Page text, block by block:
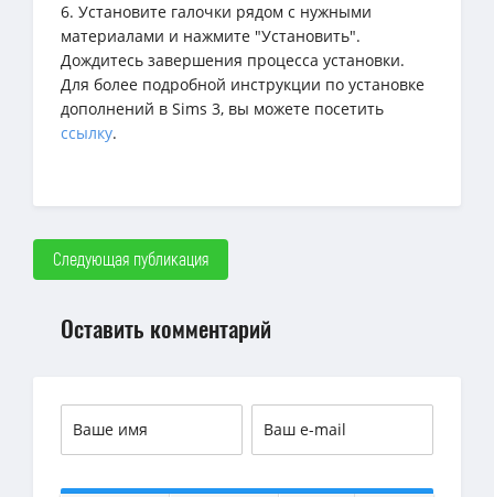
6. Установите галочки рядом с нужными
материалами и нажмите "Установить".
Дождитесь завершения процесса установки.
Для более подробной инструкции по установке
дополнений в Sims 3, вы можете посетить
ссылку.
Следующая публикация
Оставить комментарий